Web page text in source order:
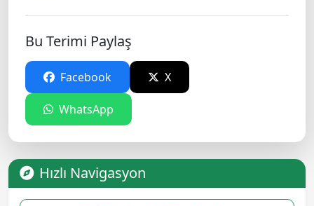
Bu Terimi Paylaş
Facebook X
WhatsApp
Hızlı Navigasyon